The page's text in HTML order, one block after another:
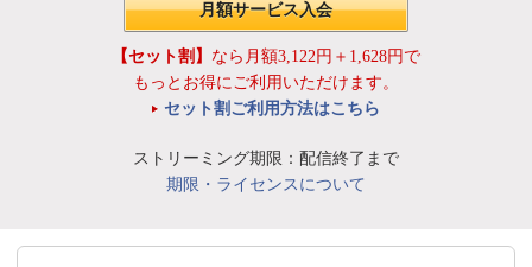
月額サービス入会
【セット割】 なら月額3,122円＋1,628円で
もっとお得にご利用いただけます。
セット割ご利用方法はこちら
ストリーミング期限：配信終了まで
期限・ライセンスについて